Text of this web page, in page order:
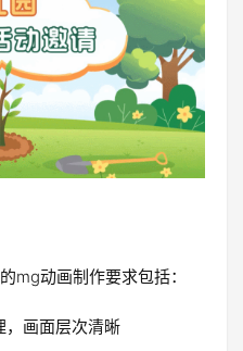
mg动画制作要求包括：
，画面层次清晰